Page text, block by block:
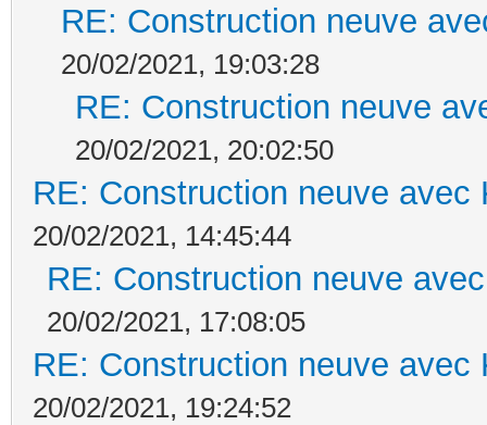
RE: Construction neuve
20/02/2021, 19:03:28
RE: Construction neuve
20/02/2021, 20:02:50
RE: Construction neuve avec
20/02/2021, 14:45:44
RE: Construction neuve
20/02/2021, 17:08:05
RE: Construction neuve avec
20/02/2021, 19:24:52